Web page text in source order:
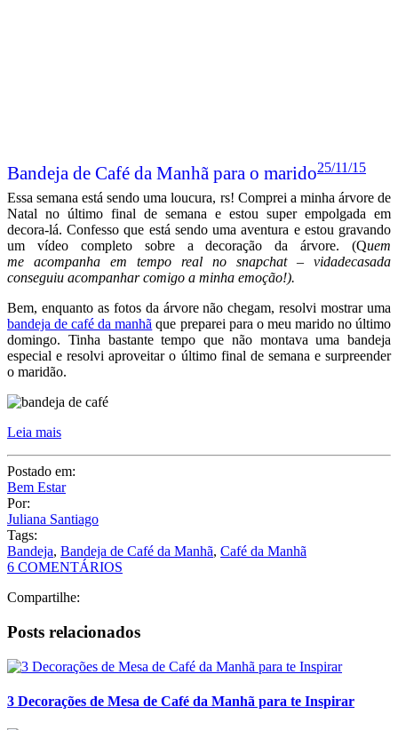
Bem, enquanto as fotos da árvore não chegam, resolvi mostrar uma
bandeja de café da manhã que preparei para o meu marido no último
domingo. Tinha bastante tempo que não montava uma bandeja
especial e resolvi aproveitar o último final de semana e surpreender
o maridão.
Leia mais
Postado em:
Bem Estar
Por:
Juliana Santiago
Tags:
Bandeja,Bandeja de Café da Manhã
6 COMENTÁRIOS
Compartilhe:
Posts relacionados
3 Decorações de Mesa de Café da Manhã para te Inspirar
Mesa Posta Linda e sofisticada para o Café da Manhã
Ceia de Natal Tradicional – Menu Completo com 7 Receitas!